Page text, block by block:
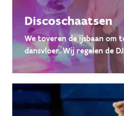
Discoschaatsen
We toveren de ijsbaan om
dansvloer. Wij regelen de